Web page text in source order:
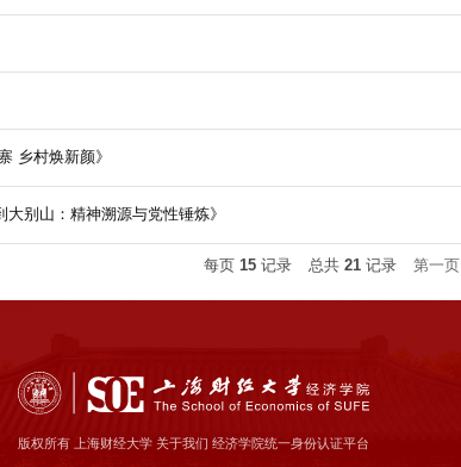
思政微视频 —— 《产业兴金寨 乡村焕新颜》
别山：精神溯源与党性锤炼》
每页 15 记录 总共 21 记录 第一页
版权所有 上海财经大学 关于我们 经济学院统一身份认证平台